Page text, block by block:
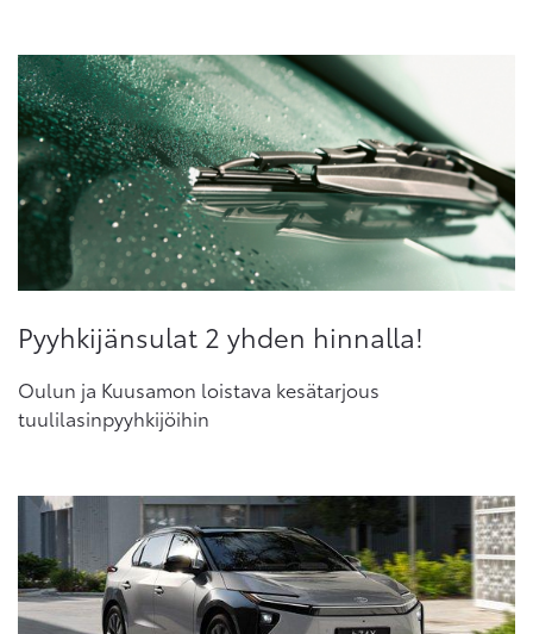
Pyyhkijänsulat 2 yhden hinnalla!
Oulun ja Kuusamon loistava kesätarjous
tuulilasinpyyhkijöihin